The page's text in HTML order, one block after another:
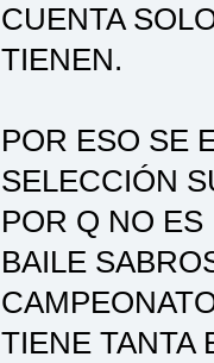
CUENTA
TIENEN.
POR ESO SE
SELECCIÓN
POR Q NO
BAILE
TIENE TANTA